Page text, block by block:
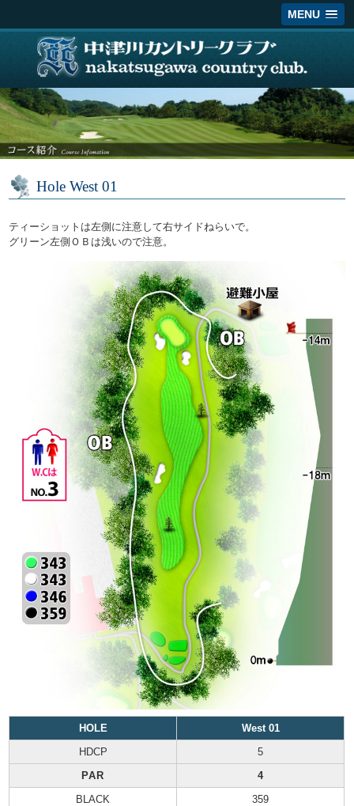
MENU
Hole West 01
ティーショットは左側に注意して右サイドねらいで。
グリーン左側ＯＢは浅いので注意。
HOLE
West 01
HDCP
5
PAR
4
BLACK
359